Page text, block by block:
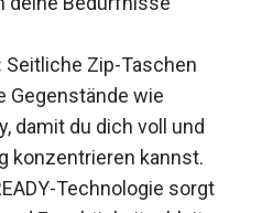
Gegenstände wie
damit du dich voll und
konzentrieren kannst.
Technologie sorgt